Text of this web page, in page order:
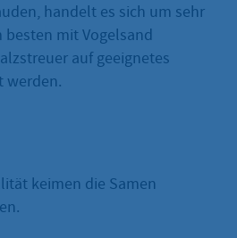
handelt es sich um sehr
besten mit Vogelsand
auf geeignetes
werden.
keimen die Samen